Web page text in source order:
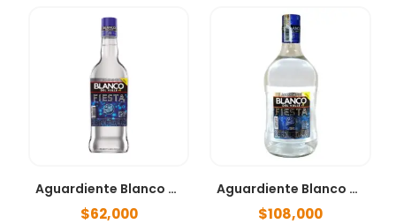
Aguardiente Blanco Fiesta 1000ml
$62,000
Aguardiente Blanco Fiesta 1750 ml
$108,000